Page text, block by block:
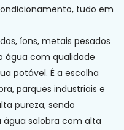
tudo em
íons, metais pesados
água com qualidade
potável. É a escolha
parques industriais e
pureza, sendo
salobra com alta